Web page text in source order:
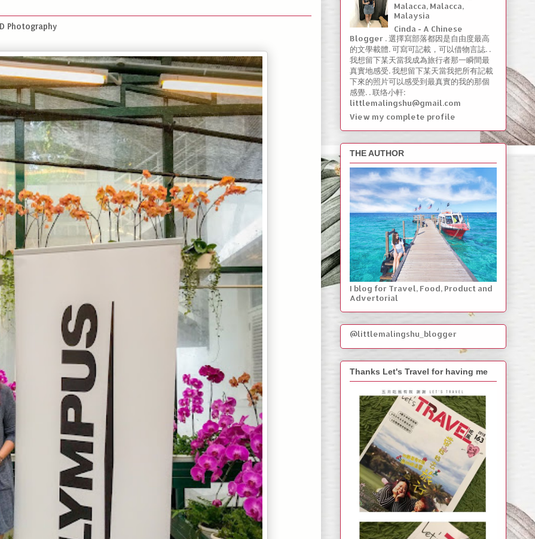
Photography
Malacca, Malacca,
Malaysia
Cinda - A Chinese
Blogger . 選擇寫部落都因是自由度最高
的文學載體. 可寫可記載，可以借物言誌. .
我想留下某天當我成為旅行者那一瞬間最
真實地感受. 我想留下某天當我把所有記載
下來的照片可以感受到最真實的我的那個
感覺. . 联络小軒:
littlemalingshu@gmail.com
View my complete profile
THE AUTHOR
I blog for Travel, Food, Product and
Advertorial
@littlemalingshu_blogger
Thanks Let's Travel for having me